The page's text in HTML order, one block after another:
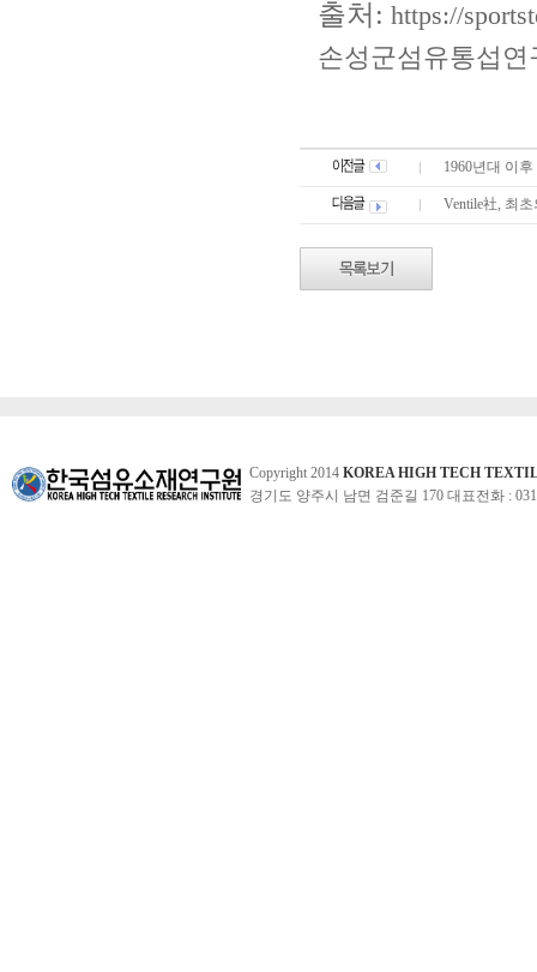
출처: https://
손성군섬유통섭연
1960년대 이
Ventile社, 최초
Copyright 2014 KOREA HIGH TECH
경기도 양주시 남면 검준길 170 대표전화 :